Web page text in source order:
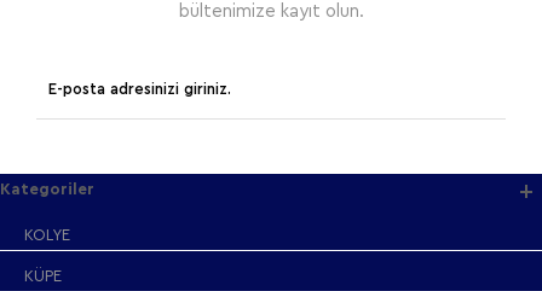
bültenimize kayıt olun.
Kategoriler
KOLYE
KÜPE